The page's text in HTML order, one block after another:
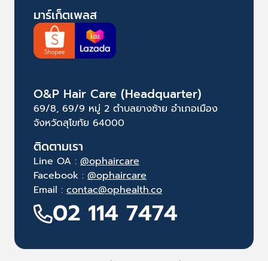
มาร์เก็ตเพลส
O&P Hair Care (Headquarter)
69/8, 69/9 หมู่ 2 ตำบลยางซ้าย อำเภอเมือง
จังหวัดสุโขทัย 64000
ติดตามเรา
Line OA : @ophaircare
Facebook : @ophaircare
Email : contac@ophealth.co
02 114 7474